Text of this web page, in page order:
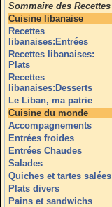
Sommaire des Recettes
Cuisine libanaise
Recettes
libanaises:Entrées
Recettes libanaises:
Plats
Recettes
libanaises:Desserts
Le Liban, ma patrie
Cuisine du monde
Accompagnements
Entrées froides
Entrées Chaudes
Salades
Quiches et tartes salées
Plats divers
Pains et sandwichs